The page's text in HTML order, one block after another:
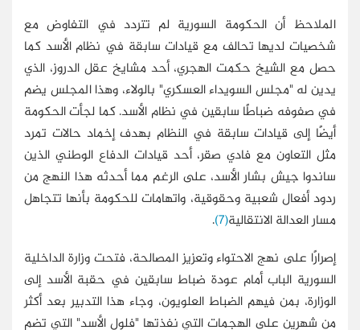
الملاحظ أن الحكومة السورية لم تتردد في التفاوض مع
شخصيات لديها تحالف مع قيادات سابقة في نظام الأسد كما
حصل مع الشيخ حكمت الهجري، أحد مشايخ عقل الدروز، الذي
يدين له "مجلس السويداء العسكري" بالولاء، وهذا المجلس يضم
في صفوفه ضباطًا سابقين في نظام الأسد. كما لجأت الحكومة
أيضًا إلى قيادات سابقة في النظام بهدف إخماد حالات تمرد
مثل التعاون مع فادي صقر، أحد قيادات الدفاع الوطني الذين
ساندوا جيش بشار الأسد، على الرغم مما أحدثه هذا النهج من
ردود أفعال شعبية وحقوقية، واتهامات للحكومة بأنها تتجاهل
مسار العدالة الانتقالية(7)
.
إصرارًا على نهج الاحتواء وتعزيز المصالحة، فتحت وزارة الداخلية
السورية الباب أمام عودة ضباط سابقين في حقبة الأسد إلى
الوزارة، بمن فيهم الضباط العلويون، وجاء هذا التدبير بعد أكثر
من شهرين على الهجمات التي نفذتها "فلول الأسد" التي تضم